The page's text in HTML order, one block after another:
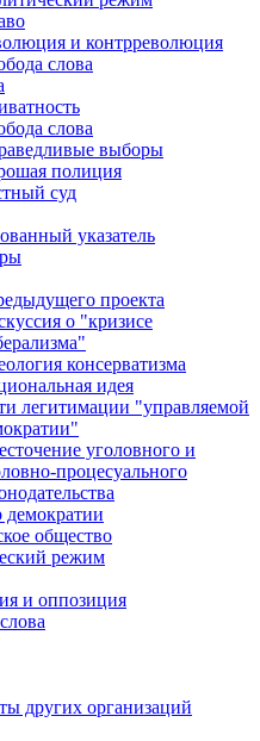
и контрреволюция
слова
слова
выборы
полиция
суд
указатель
проекта
о "кризисе
консерватизма
идея
легитимации "управляемой
уголовного и
процесуального
демократии
общество
режим
и оппозиция
других организаций